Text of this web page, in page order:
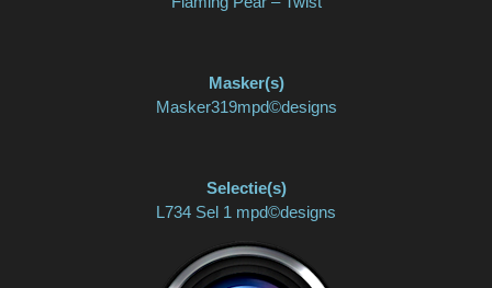
Masker(s)
Masker319mpd©designs
Selectie(s)
L734 Sel 1 mpd©designs